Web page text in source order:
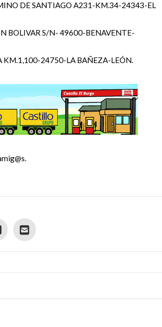
DE SANTIAGO A231-KM.34-24343-EL
BOLIVAR S/N- 49600-BENAVENTE-
KM.1,100-24750-LA BAÑEZA-LEÓN.